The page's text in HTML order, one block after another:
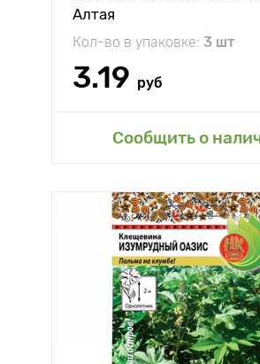
Алтая
Кол-во в упаковке: 3 шт
3.19 руб
Сообщить о